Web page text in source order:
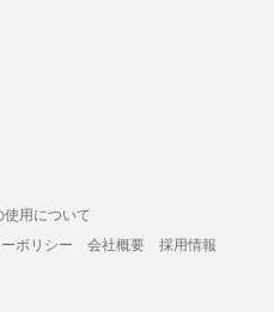
用について
ポリシー 会社概要
採用情報